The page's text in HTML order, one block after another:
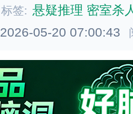
标签: 悬疑推理 密室杀
2026-05-20 07:00:43